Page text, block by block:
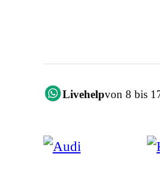
Livehelpvon 8 bis